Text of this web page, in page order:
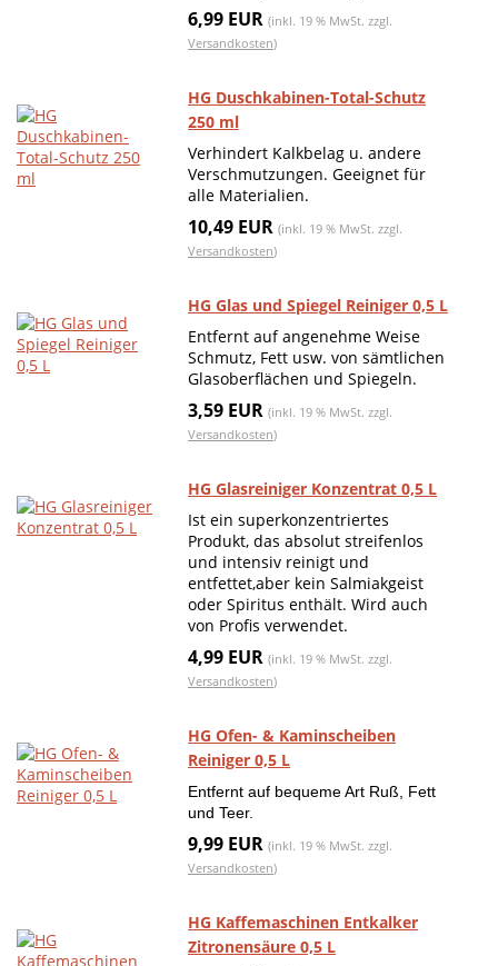
6,99 EUR (inkl. 19 % MwSt. zzgl.
Versandkosten)
HG Duschkabinen-Total-Schutz
250 ml
Verhindert Kalkbelag u. andere
Verschmutzungen. Geeignet für
alle Materialien.
10,49 EUR (inkl. 19 % MwSt. zzgl.
Versandkosten)
HG Glas und Spiegel Reiniger 0,5 L
Entfernt auf angenehme Weise
Schmutz, Fett usw. von sämtlichen
Glasoberflächen und Spiegeln.
3,59 EUR (inkl. 19 % MwSt. zzgl.
Versandkosten)
HG Glasreiniger Konzentrat 0,5 L
Ist ein superkonzentriertes
Produkt, das absolut streifenlos
und intensiv reinigt und
entfettet,aber kein Salmiakgeist
oder Spiritus enthält. Wird auch
von Profis verwendet.
4,99 EUR (inkl. 19 % MwSt. zzgl.
Versandkosten)
HG Ofen- & Kaminscheiben
Reiniger 0,5 L
Entfernt auf bequeme Art Ruß, Fett
und Teer.
9,99 EUR (inkl. 19 % MwSt. zzgl.
Versandkosten)
HG Kaffemaschinen Entkalker
Zitronensäure 0,5 L